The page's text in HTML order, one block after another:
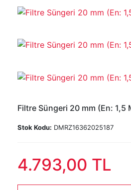
Filtre Süngeri 20 mm (En: 1,5
Stok Kodu: DMRZ16362025187
4.793,00 TL